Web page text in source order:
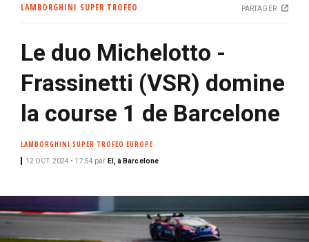
i
p
LAMBORGHINI SUPER TROFEO PARTAGER
Le duo Michelotto -
Frassinetti (VSR) domine
la course 1 de Barcelone
LAMBORGHINI SUPER TROFEO EUROPE
12 OCT. 2024 • 17:54 par EI, à Barcelone